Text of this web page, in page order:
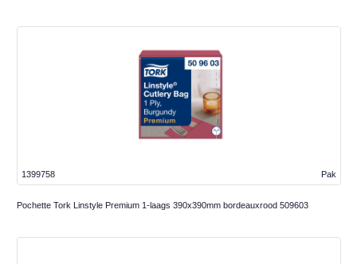
Pak
1399758
Pochette Tork Linstyle Premium 1-laags 390x390mm bordeauxrood 509603